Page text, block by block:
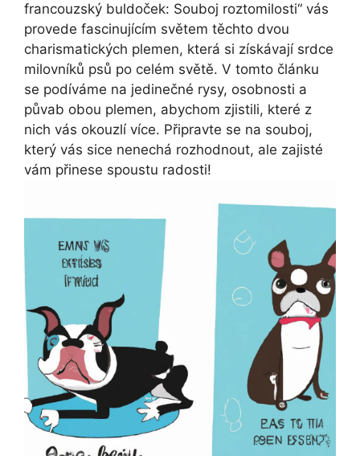
⁢francouzský buldoček: Souboj roztomilosti“ vás
provede fascinujícím světem⁤ těchto dvou
charismatických plemen, která ​si získávají srdce
milovníků psů po celém světě. V tomto článku
se podíváme​ na jedinečné rysy, osobnosti a
půvab obou plemen, abychom zjistili, které z
nich ​vás okouzlí více. Připravte se na souboj,
který vás sice nenechá rozhodnout, ale zajisté
vám přinese​ spoustu radosti!